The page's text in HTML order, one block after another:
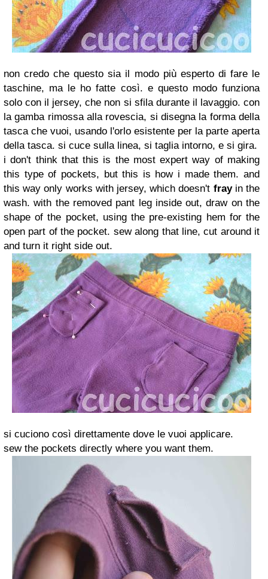
non credo che questo sia il modo più esperto di fare le
taschine, ma le ho fatte così. e questo modo funziona
solo con il jersey, che non si sfila durante il lavaggio. con
la gamba rimossa alla rovescia, si disegna la forma della
tasca che vuoi, usando l'orlo esistente per la parte aperta
della tasca. si cuce sulla linea, si taglia intorno, e si gira.
i don't think that this is the most expert way of making
this type of pockets, but this is how i made them. and
this way only works with jersey, which doesn't frayin the
wash. with the removed pant leg inside out, draw on the
shape of the pocket, using the pre-existing hem for the
open part of the pocket. sew along that line, cut around it
and turn it right side out.
si cuciono così direttamente dove le vuoi applicare.
sew the pockets directly where you want them.